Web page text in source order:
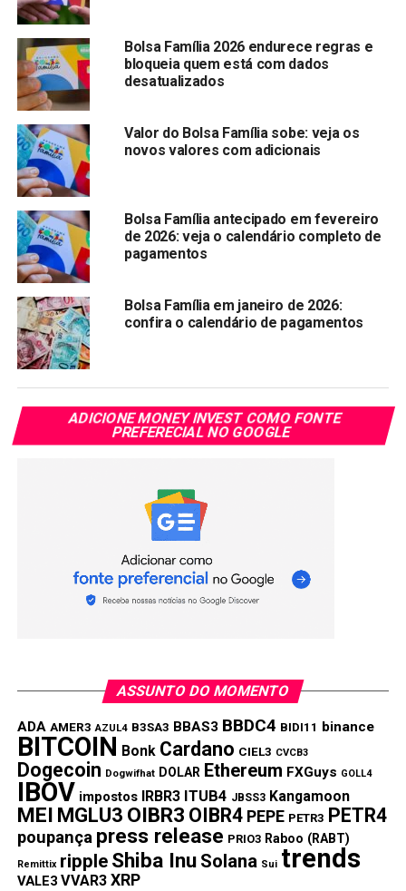
facilitado e de renegociação. Entre as linhas de crédito,
uma será para micro empresários já formalizados.
Segundo informações, para os beneficiários do
oempréstimo
empreendedor como MEI. Para isso, não será necessário
deixar o Bolsa Família imediatamente.
Compartilhar:
Copy
Link
WhatsApp
Twitter
Facebook
Reddit
Email
TÓPICOS RELACIONADOS:
PRÓXIMA:
MEI conseguirá empréstimo facilitado
NÃO PERCA:
Bolsa Família 2026 endurece regras e
bloqueia quem está com dados
desatualizados
Valor do Bolsa Família sobe: veja os
novos valores com adicionais
Bolsa Família antecipado em fevereiro
de 2026: veja o calendário completo de
pagamentos
Bolsa Família em janeiro de 2026:
confira o calendário de pagamentos
ADICIONE MONEY INVEST COMO FONTE
PREFERECIAL NO GOOGLE
ASSUNTO DO MOMENTO
ADA AMER3 AZUL4 B3SA3 BBAS3 BBDC4 BIDI11 binance
BITCOIN Bonk Cardano CIEL3 CVCB3
Dogecoin Dogwifhat DOLAR Ethereum FXGuys GOLL4
IBOV impostos IRBR3 ITUB4 JBSS3 Kangamoon
MEI MGLU3 OIBR3 OIBR4 PEPE PETR3 PETR4
poupança press release PRIO3 Raboo (RABT)
Remittix ripple Shiba Inu Solana Sui trends
VALE3 VVAR3 XRP